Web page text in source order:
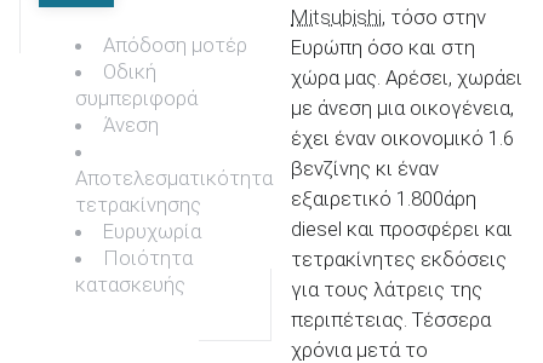
Απόδοση μοτέρ
Οδική
συμπεριφορά
Άνεση
Αποτελεσματικότητα
τετρακίνησης
Ευρυχωρία
Ποιότητα
κατασκευής
Mitsubishi, τόσο στην
Ευρώπη όσο και στη
χώρα μας. Αρέσει, χωράει
με άνεση μια οικογένεια,
έχει έναν οικονομικό 1.6
βενζίνης κι έναν
εξαιρετικό 1.800άρη
diesel και προσφέρει και
τετρακίνητες εκδόσεις
για τους λάτρεις της
περιπέτειας. Τέσσερα
χρόνια μετά το